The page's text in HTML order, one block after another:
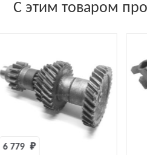
С этим товаром